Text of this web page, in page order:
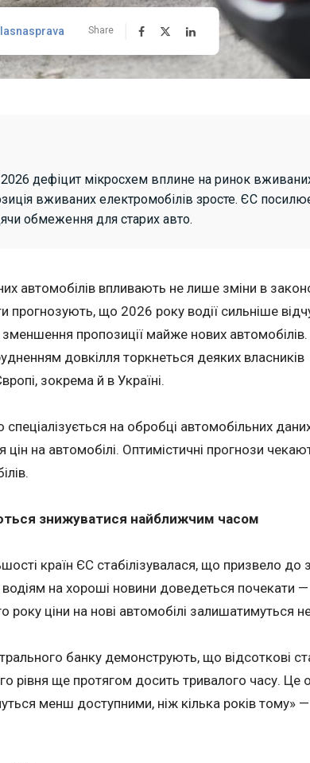
Share
дефіцит мікросхем вплине на ринок
вживаних електромобілів зросте. ЄС
обмеження для старих авто.
автомобілів впливають не лише зміни в
прогнозують, що 2026 року водії сильніше
зменшення пропозиції майже нових автомобілів.
довкілля торкнеться деяких власників
зокрема й в Україні.
на обробці автомобільних
на автомобілі. Оптимістичні прогнози
знижуватися найближчим часом
країн ЄС стабілізувалася, що призвело до
на хороші новини доведеться почекати —
року ціни на нові автомобілі залишатимуться
банку демонструють, що відсоткові
рівня ще протягом досить тривалого часу. Це
менш доступними, ніж кілька років тому»